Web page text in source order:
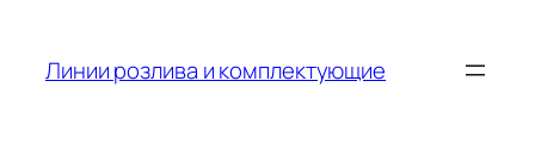
content
Линии розлива и комплектующие